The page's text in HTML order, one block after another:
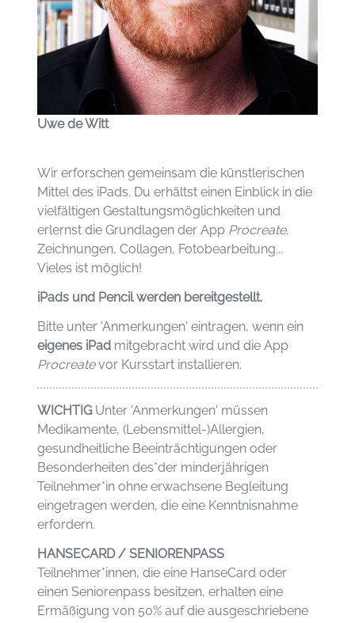
Uwe de Witt
Wir erforschen gemeinsam die künstlerischen
Mittel des iPads. Du erhältst einen Einblick in die
vielfältigen Gestaltungsmöglichkeiten und
erlernst die Grundlagen der App Procreate.
Zeichnungen, Collagen, Fotobearbeitung...
Vieles ist möglich!
iPads und Pencil werden bereitgestellt.
Bitte unter 'Anmerkungen' eintragen, wenn ein
eigenes iPad mitgebracht wird und die App
Procreatevor Kursstart installieren.
WICHTIGUnter 'Anmerkungen' müssen
Medikamente, (Lebensmittel-)Allergien,
gesundheitliche Beeinträchtigungen oder
Besonderheiten des*der minderjährigen
Teilnehmer*in ohne erwachsene Begleitung
eingetragen werden, die eine Kenntnisnahme
erfordern.
HANSECARD / SENIORENPASS
Teilnehmer*innen, die eine HanseCard oder
einen Seniorenpass besitzen, erhalten eine
Ermäßigung von 50% auf die ausgeschriebene